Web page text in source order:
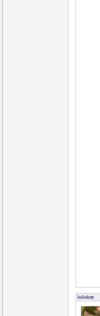
lolidott